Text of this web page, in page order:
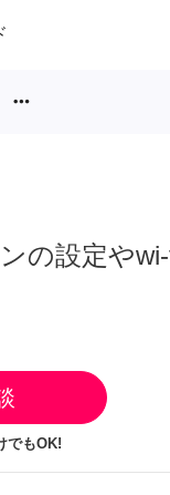
more_horiz
の設定や
でもOK!